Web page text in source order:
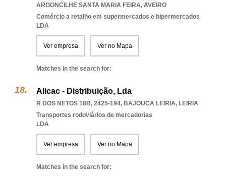
ARGONCILHE SANTA MARIA FEIRA, AVEIRO
Comércio a retalho em supermercados e hipermercados
LDA
Ver empresa Ver no Mapa
Matches in the search for:
Alicac - Distribuição, Lda
R DOS NETOS 18B, 2425-194, BAJOUCA LEIRIA, LEIRIA
Transportes rodoviários de mercadorias
LDA
Ver empresa Ver no Mapa
Matches in the search for: